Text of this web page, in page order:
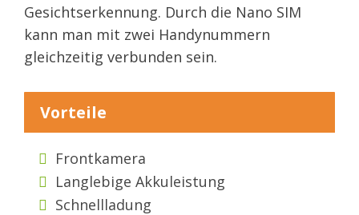
Gesichtserkennung. Durch die Nano SIM
kann man mit zwei Handynummern
gleichzeitig verbunden sein.
Vorteile
Frontkamera
Langlebige Akkuleistung
Schnellladung